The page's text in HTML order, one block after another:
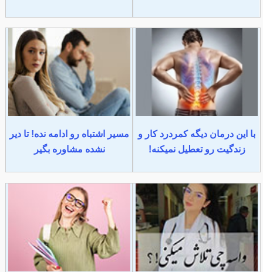
با این درمان دیگه کمردرد کار و
زندگیت رو تعطیل نمیکنه!
مسیر اشتباه رو ادامه نده! تا دیر
نشده مشاوره بگیر